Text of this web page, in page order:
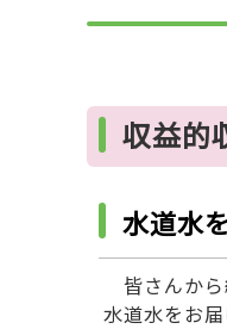
収益的
水道水
皆さんから
水道水をお